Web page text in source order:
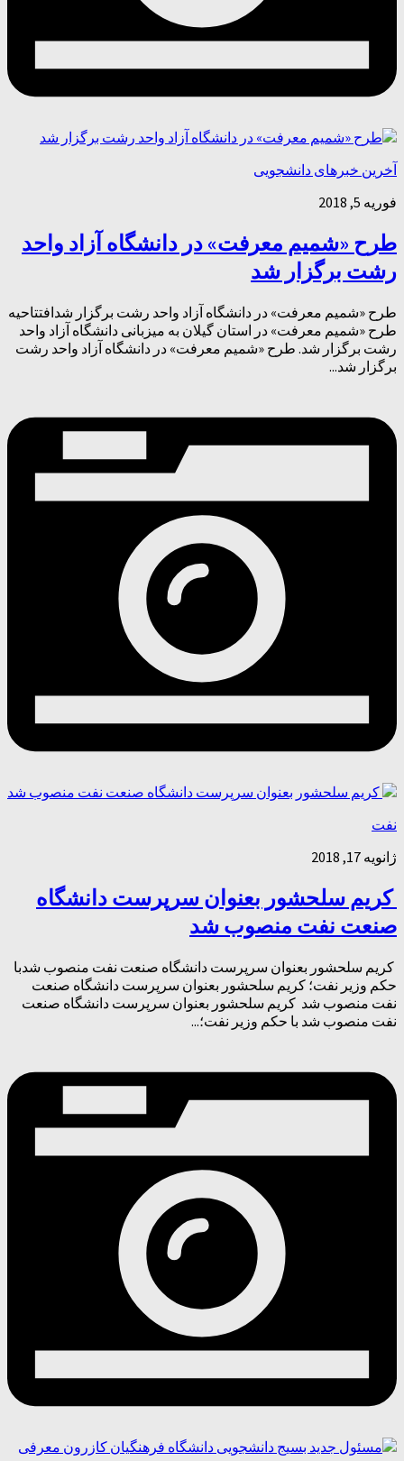
آخرین خبرهای دانشجویی
فوریه 5, 2018
طرح «شمیم معرفت» در دانشگاه آزاد واحد
رشت برگزار شد
طرح «شمیم معرفت» در دانشگاه آزاد واحد رشت برگزار شدافتتاحیه
طرح «شمیم معرفت» در استان گیلان به میزبانی دانشگاه آزاد واحد
رشت برگزار شد. طرح «شمیم معرفت» در دانشگاه آزاد واحد رشت
برگزار شد...
نفت
ژانویه 17, 2018
كريم سلحشور بعنوان سرپرست دانشگاه
صنعت نفت منصوب شد
كريم سلحشور بعنوان سرپرست دانشگاه صنعت نفت منصوب شدبا
حكم وزير نفت؛ كريم سلحشور بعنوان سرپرست دانشگاه صنعت
نفت منصوب شد كريم سلحشور بعنوان سرپرست دانشگاه صنعت
نفت منصوب شد با حكم وزير نفت؛...